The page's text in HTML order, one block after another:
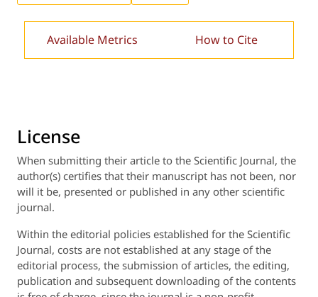
Available Metrics How to Cite
License
When submitting their article to the Scientific Journal, the
author(s) certifies that their manuscript has not been, nor
will it be, presented or published in any other scientific
journal.
Within the editorial policies established for the Scientific
Journal, costs are not established at any stage of the
editorial process, the submission of articles, the editing,
publication and subsequent downloading of the contents